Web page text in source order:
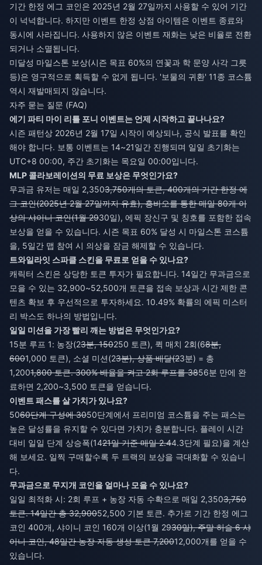
기간 한정 에그 코인은 2025년 2월 27일까지 사용할 수 있어 기간
이 넉넉합니다. 하지만 이벤트 한정 상점 아이템은 이벤트 종료와
동시에 사라집니다. 사용하지 않은 이벤트 재화는 낮은 비율로 전환
되거나 소멸됩니다.
미달성 마일스톤 보상(시즌 목표 60%의 연꽃과 학 문양 사각 그릇
등)은 영구적으로 획득할 수 없게 됩니다. '보물의 귀환' 11종 코스튬
역시 재발매되지 않습니다.
자주 묻는 질문 (FAQ)
에기 파티 마이 리틀 포니 이벤트는 언제 시작하고 끝나나요?
시즌 패턴상 2026년 2월 17일 시작이 예상되나, 공식 발표를 확인
해야 합니다. 보통 이벤트는 14~21일간 진행되며 일일 초기화는
UTC+8 00:00, 주간 초기화는 목요일 00:00입니다.
MLP 콜라보레이션의 무료 보상은 무엇인가요?
무과금 유저는 매일 2,3503,750개의 토큰, 400개의 기간 한정 에
그 코인(2025년 2월 27일까지 유효), 홍바오를 통한 매일 80개 이
상의 샤이니 코인(1월 2930일), 에픽 장신구 및 칭호를 포함한 접속
보상을 얻을 수 있습니다. 시즌 목표 60% 달성 시 마일스톤 코스튬
을, 5일간 맵 참여 시 의상을 잠금 해제할 수 있습니다.
트와일라잇 스파클 스킨을 무료로 얻을 수 있나요?
캐릭터 스킨은 상당한 토큰 투자가 필요합니다. 14일간 무과금으로
모을 수 있는 32,900~52,500개 토큰을 접속 보상과 시간 제한 콘
텐츠 확보 후 우선적으로 투자하세요. 10.49% 확률의 에픽 미스터
리 박스도 하나의 방법입니다.
일일 미션을 가장 빨리 깨는 방법은 무엇인가요?
15분 루프 1: 농장(23분, 150250 토큰), 퀵 매치 2회(68분,
6001,000 토큰), 소셜 미션(23분), 상품 배달(23분) = 총
1,2001,800 토큰. 300% 배율을 켜고 2회 루프를 3856분 만에 완
료하면 2,200~3,500 토큰을 얻습니다.
이벤트 패스를 살 가치가 있나요?
5060단계 구성에 3050단계에서 프리미엄 코스튬을 주는 패스는
높은 달성률을 유지할 수 있다면 가치가 충분합니다. 플레이 시간
대비 일일 단계 상승폭(1421일 기준 매일 2.44.3단계 필요)을 계산
해 보세요. 일찍 구매할수록 두 트랙의 보상을 극대화할 수 있습니
다.
무과금으로 무지개 코인을 얼마나 모을 수 있나요?
일일 최적화 시: 2회 루프 + 농장 자동 수확으로 매일 2,3503,750
토큰. 14일간 총 32,90052,500 기본 토큰. 추가로 기간 한정 에그
코인 400개, 샤이니 코인 160개 이상(1월 2930일), 주말 허슬 6 샤
이니 코인, 48일간 농장 자동 생성 토큰 7,20012,000개를 얻을 수
있습니다.